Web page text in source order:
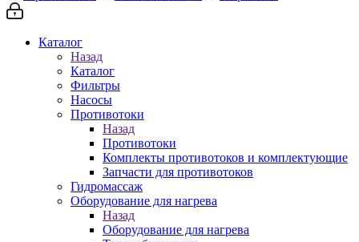
Каталог
Назад
Каталог
Фильтры
Насосы
Противотоки
Назад
Противотоки
Комплекты противотоков и комплектующие
Запчасти для противотоков
Гидромассаж
Оборудование для нагрева
Назад
Оборудование для нагрева